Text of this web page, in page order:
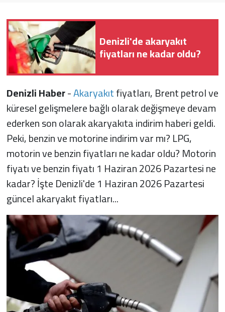
Denizli'de akaryakıt
fiyatları ne kadar oldu?
Denizli Haber-Akaryakıtfiyatları, Brent petrol ve
küresel gelişmelere bağlı olarak değişmeye devam
ederken son olarak akaryakıta indirim haberi geldi.
Peki, benzin ve motorine indirim var mı? LPG,
motorin ve benzin fiyatları ne kadar oldu? Motorin
fiyatı ve benzin fiyatı 1 Haziran 2026 Pazartesi ne
kadar? İşte Denizli'de 1 Haziran 2026 Pazartesi
güncel akaryakıt fiyatları...